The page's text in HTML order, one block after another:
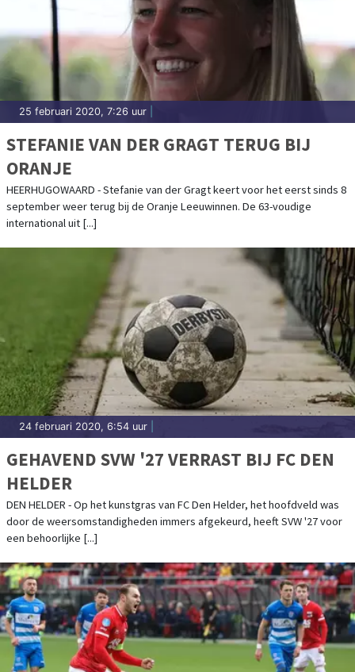
25 februari 2020, 7:26 uur
STEFANIE VAN DER GRAGT TERUG BIJ
ORANJE
HEERHUGOWAARD - Stefanie van der Gragt keert voor het eerst sinds 8
september weer terug bij de Oranje Leeuwinnen. De 63-voudige
international uit [...]
24 februari 2020, 6:54 uur
GEHAVEND SVW '27 VERRAST BIJ FC DEN
HELDER
DEN HELDER - Op het kunstgras van FC Den Helder, het hoofdveld was
door de weersomstandigheden immers afgekeurd, heeft SVW '27 voor
een behoorlijke [...]